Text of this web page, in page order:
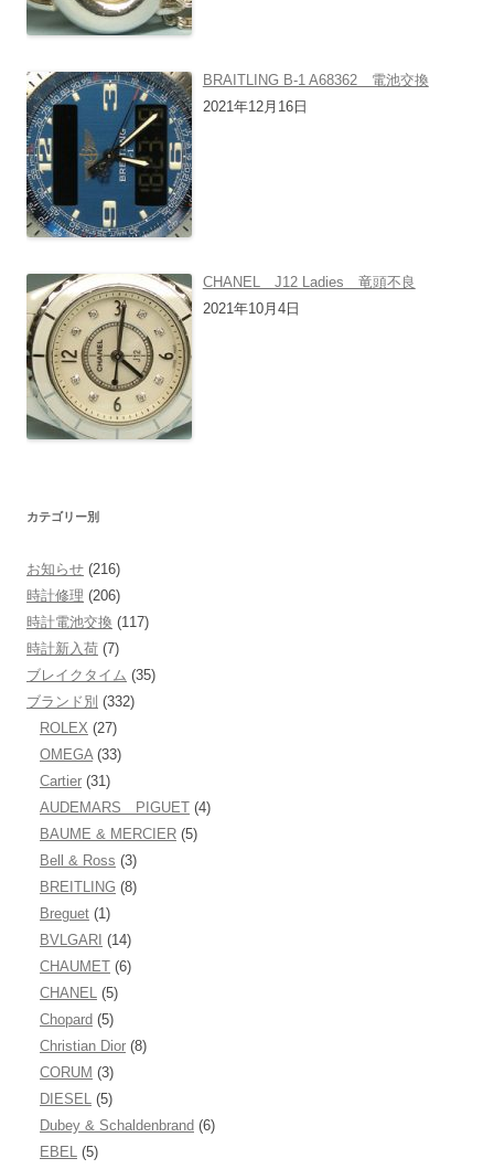
BRAITLING B-1 A68362 電池交換
2021年12月16日
CHANEL J12 Ladies 竜頭不良
2021年10月4日
カテゴリー別
お知らせ (216)
時計修理 (206)
時計電池交換 (117)
時計新入荷 (7)
ブレイクタイム (35)
ブランド別 (332)
ROLEX (27)
OMEGA(33)
Cartier (31)
AUDEMARS PIGUET (4)
BAUME & MERCIER (5)
Bell & Ross (3)
BREITLING (8)
Breguet (1)
BVLGARI (14)
CHAUMET (6)
CHANEL (5)
Chopard (5)
Christian Dior (8)
CORUM (3)
DIESEL (5)
Dubey & Schaldenbrand (6)
EBEL (5)